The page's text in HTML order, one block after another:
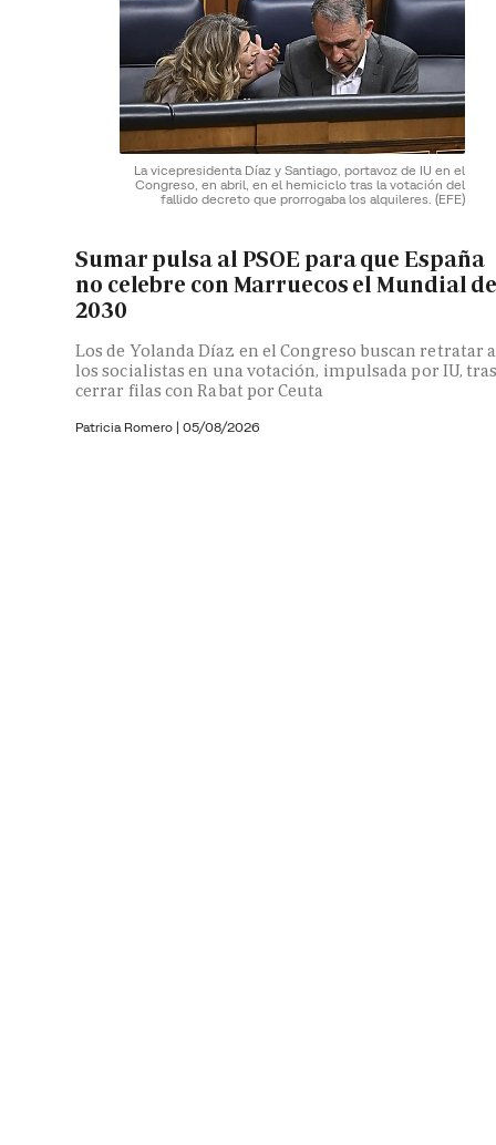
La vicepresidenta Díaz y Santiago, portavoz de IU en el
Congreso, en abril, en el hemiciclo tras la votación del
fallido decreto que prorrogaba los alquileres. (EFE)
Sumar pulsa al PSOE para que España
no celebre con Marruecos el Mundial
2030
Los de Yolanda Díaz en el Congreso buscan retratar a
los socialistas en una votación, impulsada por IU,
cerrar filas con Rabat por Ceuta
Patricia Romero | 05/08/2026